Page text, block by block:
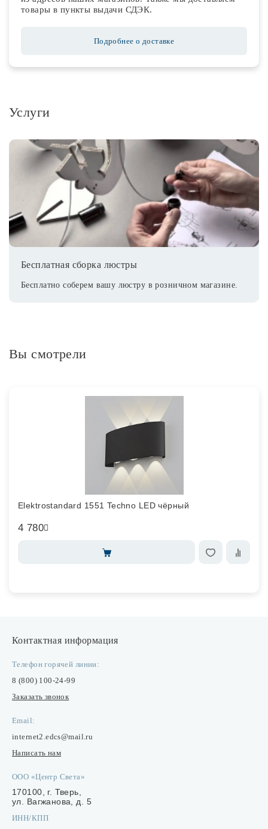
товары в пункты выдачи СДЭК.
Подробнее о доставке
Услуги
Бесплатная сборка люстры
Бесплатно соберем вашу люстру в розничном магазине.
Вы смотрели
Elektrostandard 1551 Techno LED чёрный
4 780
Контактная информация
Телефон горячей линии:
8 (800) 100-24-99
Заказать звонок
Email:
internet2.edcs@mail.ru
Написать нам
ООО «Центр Света»
170100, г. Тверь,
ул. Вагжанова, д. 5
ИНН/КПП